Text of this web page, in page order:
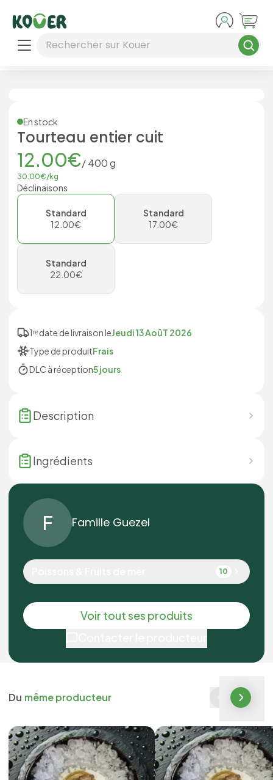
Rechercher sur Kouer
En stock
Tourteau entier cuit
12.00€/400g
30.00€/kg
Déclinaisons
Standard
12.00€
Standard
17.00€
Standard
22.00€
1ʳᵉ date de livraison leJeudi 13 AoûT 2026
Type de produitFrais
DLC à réception5 jours
Description
Ingrédients
F Famille Guezel
10
Voir tout ses produits
Du même producteur